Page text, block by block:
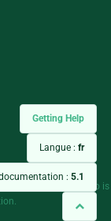
Getting Help
Langue : fr
: 5.1
contributors. Django is